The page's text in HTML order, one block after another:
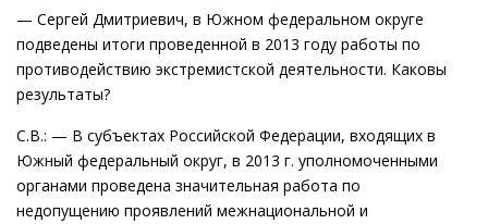
— Сергей Дмитриевич, в Южном федеральном округе
подведены итоги проведенной в 2013 году работы по
противодействию экстремистской деятельности. Каковы
результаты?
С.В.: — В субъектах Российской Федерации, входящих в
Южный федеральный округ, в 2013 г. уполномоченными
органами проведена значительная работа по
недопущению проявлений межнациональной и